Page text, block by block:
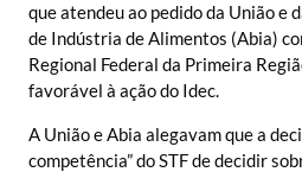
que atendeu ao pedido da União e
de Indústria de Alimentos (Abia)
Regional Federal da Primeira
favorável à ação do Idec.
A União e Abia alegavam que a
competência” do STF de decidir